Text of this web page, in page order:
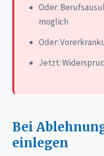
Oder:
moglich
Oder:
Jetzt:
Bei
einlegen